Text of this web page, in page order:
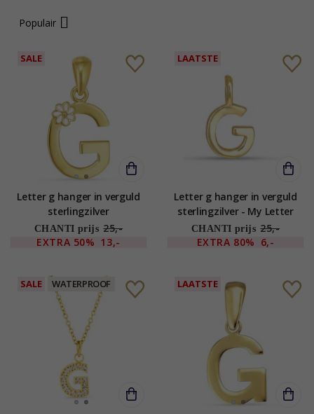
Populair
SALE
Letter g hanger in verguld
sterlingzilver
CHANTI prijs 25,-
EXTRA 50% 13,-
LAATSTE
Letter g hanger in verguld
sterlingzilver - My Letter
CHANTI prijs 25,-
EXTRA 80% 6,-
SALE WATERPROOF LAATSTE